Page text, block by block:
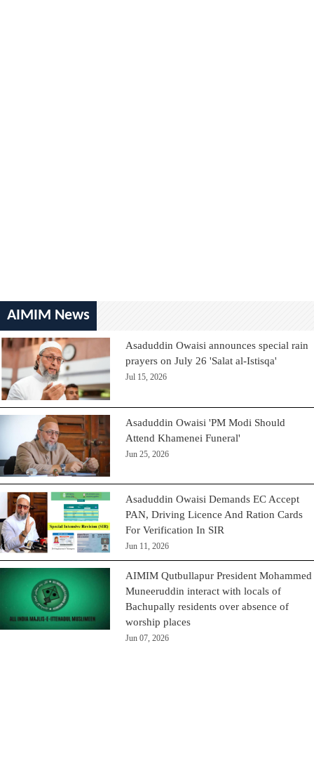
AIMIM News
Asaduddin Owaisi announces special rain
prayers on July 26 'Salat al-Istisqa'
Jul 15, 2026
Asaduddin Owaisi 'PM Modi Should
Attend Khamenei Funeral'
Jun 25, 2026
Asaduddin Owaisi Demands EC Accept
PAN, Driving Licence And Ration Cards
For Verification In SIR
Jun 11, 2026
AIMIM Qutbullapur President Mohammed
Muneeruddin interact with locals of
Bachupally residents over absence of
worship places
Jun 07, 2026